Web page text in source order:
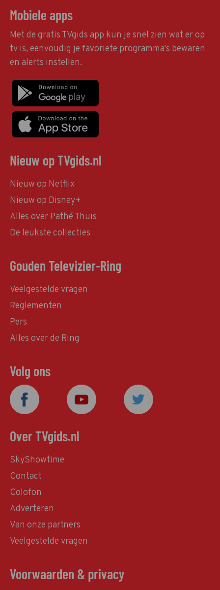
Mobiele apps
Met de gratis TVgids app kun je snel zien wat er op
tv is, eenvoudig je favoriete programma's bewaren
en alerts instellen.
Nieuw op TVgids.nl
Nieuw op Netflix
Nieuw op Disney+
Alles over Pathé Thuis
De leukste collecties
Gouden Televizier-Ring
Veelgestelde vragen
Reglementen
Pers
Alles over de Ring
Volg ons
Over TVgids.nl
SkyShowtime
Contact
Colofon
Adverteren
Van onze partners
Veelgestelde vragen
Voorwaarden & privacy